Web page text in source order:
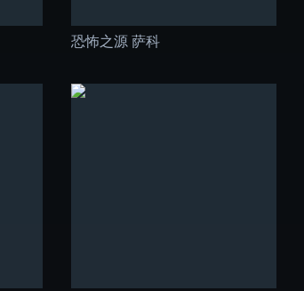
恐怖之源 萨科